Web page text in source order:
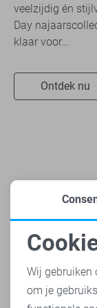
veelzijdig én
Day
klaar voor...
Ontdek nu
Heb je dit al
Wij gebruiken
om je